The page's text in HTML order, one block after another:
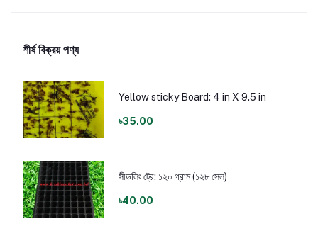
শীর্ষ বিক্রয় পণ্য
Yellow sticky Board: 4 in X 9.5 in
৳35.00
সীডলিং ট্রে: ১২০ গ্রাম (১২৮ সেল)
৳40.00